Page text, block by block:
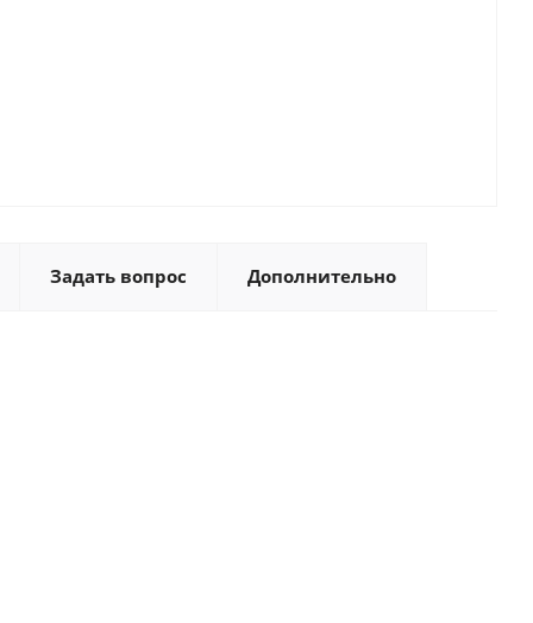
Задать вопрос Дополнительно